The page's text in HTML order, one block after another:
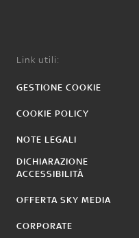
Link utili:
GESTIONE COOKIE
COOKIE POLICY
NOTE LEGALI
DICHIARAZIONE
ACCESSIBILITÀ
OFFERTA SKY MEDIA
CORPORATE